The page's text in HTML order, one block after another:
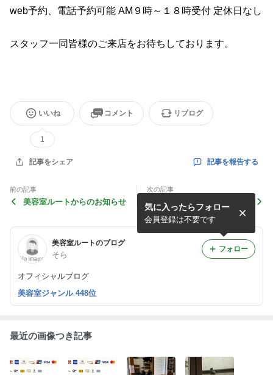
web予約、電話予約可能 AM９時～１８時受付 定休日なし
スタッフ一同皆様のご来店をお待ちしております。
いいね
1
コメント リブログ
記事をシェア 記事を報告する
前の記事
美容室ルートからのお知らせ
次の記事
美容室ルートのブログ
そら
オフィシャルブログ
気に入ったらフォロー
会員登録は不要です
フォロー
美容室ジャンル 448位
最近の画像つき記事